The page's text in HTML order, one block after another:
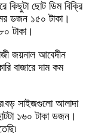
কিছুটা ছোট ডিম বিক্রি
ডজন ১৫০ টাকা।
টাকা।
জয়নাল আবেদীন
বাজারে দাম কম
সাইজগুলো আলাদা
১৬০ টাকা ডজন।